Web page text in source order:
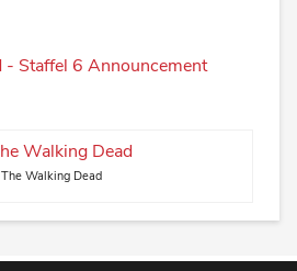
The Walking Dead